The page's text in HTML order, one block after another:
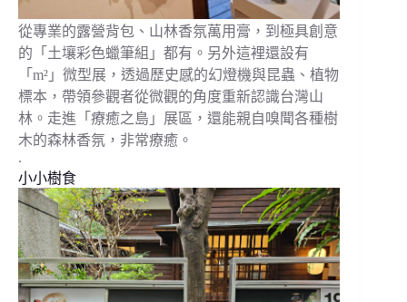
從專業的露營背包、山林香氛萬用膏，到極具創意
的「土壤彩色蠟筆組」都有。另外這裡還設有
「m²」微型展，透過歷史感的幻燈機與昆蟲、植物
標本，帶領參觀者從微觀的角度重新認識台灣山
林。走進「療癒之島」展區，還能親自嗅聞各種樹
木的森林香氛，非常療癒。
.
小小樹食